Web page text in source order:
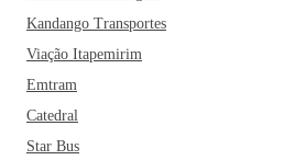
Kandango Transportes
Viação Itapemirim
Emtram
Catedral
Star Bus